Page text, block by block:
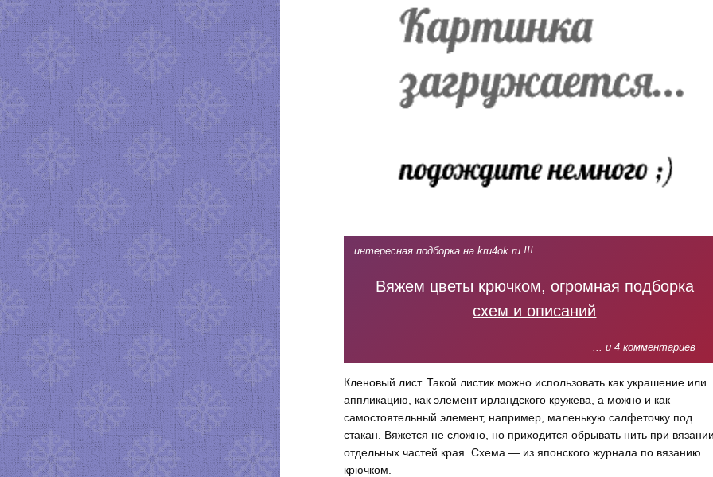
интересная подборка на kru4ok.ru !!!
Вяжем цветы крючком, огромная подборка
схем и описаний
... и 4 комментариев
Кленовый лист. Такой листик можно использовать как украшение или
аппликацию, как элемент ирландского кружева, а можно и как
самостоятельный элемент, например, маленькую салфеточку под
стакан. Вяжется не сложно, но приходится обрывать нить при
отдельных частей края. Схема — из японского журнала по вязанию
крючком.